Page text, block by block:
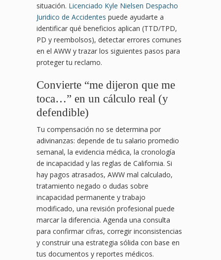
situación. Licenciado Kyle Nielsen Despacho
Juridico de Accidentes puede ayudarte a
identificar qué beneficios aplican (TTD/TPD,
PD y reembolsos), detectar errores comunes
en el AWW y trazar los siguientes pasos para
proteger tu reclamo.
Convierte “me dijeron que me
toca…” en un cálculo real (y
defendible)
Tu compensación no se determina por
adivinanzas: depende de tu salario promedio
semanal, la evidencia médica, la cronología
de incapacidad y las reglas de California. Si
hay pagos atrasados, AWW mal calculado,
tratamiento negado o dudas sobre
incapacidad permanente y trabajo
modificado, una revisión profesional puede
marcar la diferencia. Agenda una consulta
para confirmar cifras, corregir inconsistencias
y construir una estrategia sólida con base en
tus documentos y reportes médicos.